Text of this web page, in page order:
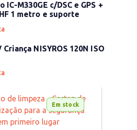
IC-M330GE c/DSC e GPS +
1 metro e suporte
NISYROS 120N ISO
Em stock